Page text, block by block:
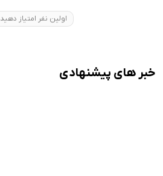
اولین نفر امتیاز دهید
خبر های پیشنهادی